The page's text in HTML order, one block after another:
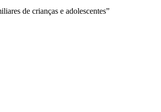
de crianças e adolescentes”